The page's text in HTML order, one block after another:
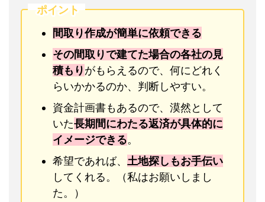
ポイント
間取り作成が簡単に依頼できる
その間取りで建てた場合の各社の見
積もりがもらえるので、何にどれく
らいかかるのか、判断しやすい。
資金計画書もあるので、漠然として
いた長期間にわたる返済が具体的に
イメージできる。
希望であれば、 土地探しもお手伝い
してくれる。（私はお願いしまし
た。）